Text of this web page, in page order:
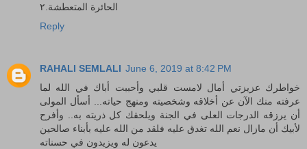
الحائرة المتعطشة.٢
Reply
RAHALI SEMLALI June 6, 2019 at 8:42 PM
خواطرك عزيزتي أمال لامست قلبي وأحببت أباك في الله لما
عرفته منك الآن عن أخلاقه وشخصيته ومنهج حياته... أسأل المولى
أن يرزقه الدرجات العلى في الجنة ويلحقك كل ذريته به.. وأفرح
لأبيك أن مازال نعم الله تغدق عليه فلقد من الله عليه بأبناء صالحين
يدعون له ويزيدون في حسناته